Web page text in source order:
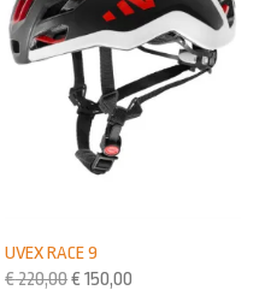
UVEX RACE 9
€220,00€ 150,00